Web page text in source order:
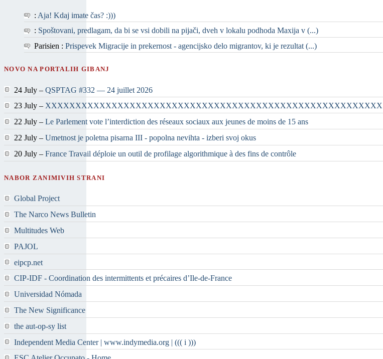
: Aja! Kdaj imate čas? :)))
: Spoštovani, predlagam, da bi se vsi dobili na pijači, dveh v lokalu podhoda Maxija v (...)
Parisien : Prispevek Migracije in prekernost - agencijsko delo migrantov, ki je rezultat (...)
NOVO NA PORTALIH GIBANJ
24 July – QSPTAG #332 — 24 juillet 2026
23 July – XXXXXXXXXXXXXXXXXXXXXXXXXXXXXXXXXXXXXXXXXXXXXXXXXXXXXXXX
22 July – Le Parlement vote l’interdiction des réseaux sociaux aux jeunes de moins de 15 ans
22 July – Umetnost je poletna pisarna III - popolna nevihta - izberi svoj okus
20 July – France Travail déploie un outil de profilage algorithmique à des fins de contrôle
NABOR ZANIMIVIH STRANI
Global Project
The Narco News Bulletin
Multitudes Web
PAJOL
eipcp.net
CIP-IDF - Coordination des intermittents et précaires d’Ile-de-France
Universidad Nómada
The New Significance
the aut-op-sy list
Independent Media Center | www.indymedia.org | ((( i )))